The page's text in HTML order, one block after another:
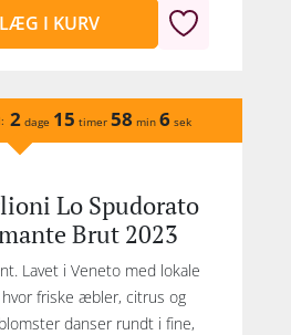
LÆG I KURV
2 dage 15 timer 58 min 6 sek
Lo Spudorato
Brut 2023
Lavet i Veneto med lokale
friske æbler, citrus og
danser rundt i fine,